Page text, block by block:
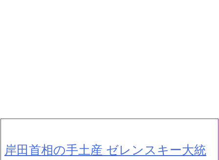
岸田首相の手土産 ゼレンスキー大統